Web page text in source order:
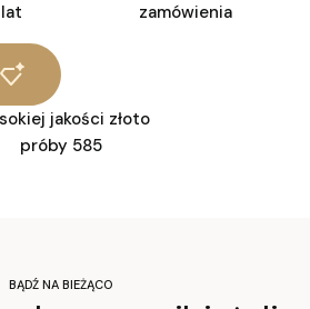
zamówienia
jakości złoto
próby 585
BĄDŹ NA BIEŻĄCO